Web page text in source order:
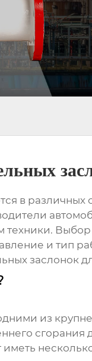
в различных
техники. Выбор
и тип
заслонок
из